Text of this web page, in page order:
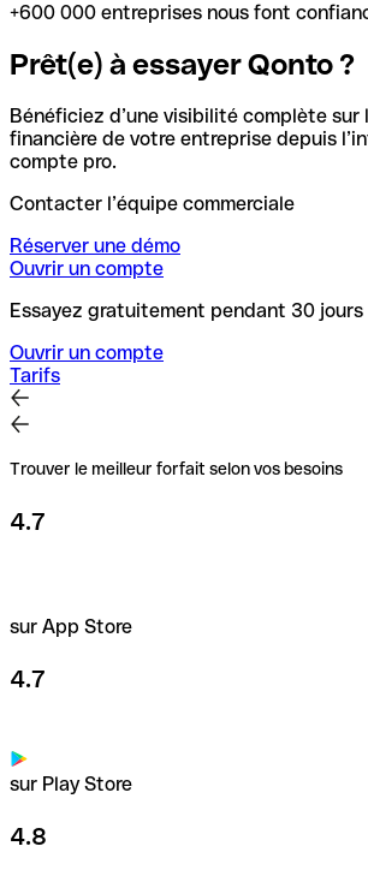
+600 000 entreprises nous font
Prêt(e) à essayer Qonto ?
Bénéficiez d’une visibilité complète sur
financière de votre entreprise depuis
compte pro.
Contacter l’équipe commerciale
Réserver une démo
Ouvrir un compte
Essayez gratuitement pendant 30 jours
Ouvrir un compte
Tarifs
Trouver le meilleur forfait selon vos besoins
4.7
sur App Store
4.7
sur Play Store
4.8